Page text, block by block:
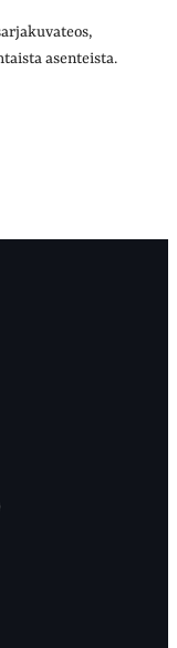
asenteista.